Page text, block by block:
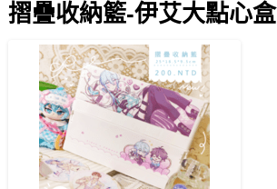
會員中心
註冊會員
登入
摺疊收納籃-伊艾大點心盒